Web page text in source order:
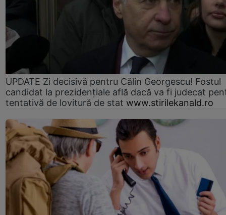
UPDATE Zi decisivă pentru Călin Georgescu! Fostul
candidat la prezidențiale află dacă va fi judecat
tentativă de lovitură de stat www.stirilekanald.ro